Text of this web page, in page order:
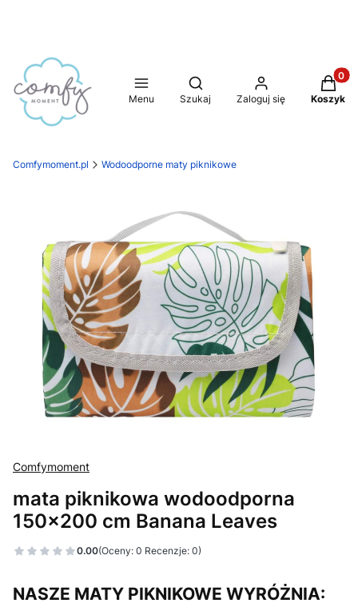
Menu
Otwórz wyszukiwarkę
Szukaj Zaloguj się Koszyk
Comfymoment.pl Wodoodporne maty piknikowe
Comfymoment
mata piknikowa wodoodporna
150x200 cm Banana Leaves
0.00(Oceny: 0 Recenzje: 0)
NASZE MATY PIKNIKOWE WYRÓŻNIA: